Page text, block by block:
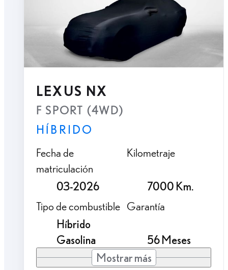
LEXUS NX
F SPORT (4WD)
HÍBRIDO
Fecha de
matriculación
03-2026
Kilometraje
7000 Km.
Tipo de combustible
Híbrido
Gasolina
Garantía
56 Meses
Mostrar más